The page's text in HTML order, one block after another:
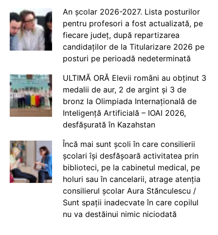
An școlar 2026-2027. Lista posturilor
pentru profesori a fost actualizată, pe
fiecare județ, după repartizarea
candidaților de la Titularizare 2026 pe
posturi pe perioadă nedeterminată
ULTIMĂ ORĂ Elevii români au obținut 3
medalii de aur, 2 de argint și 3 de
bronz la Olimpiada Internațională de
Inteligență Artificială – IOAI 2026,
desfășurată în Kazahstan
Încă mai sunt școli în care consilierii
școlari își desfășoară activitatea prin
biblioteci, pe la cabinetul medical, pe
holuri sau în cancelarii, atrage atenția
consilierul școlar Aura Stănculescu /
Sunt spații inadecvate în care copilul
nu va destăinui nimic niciodată